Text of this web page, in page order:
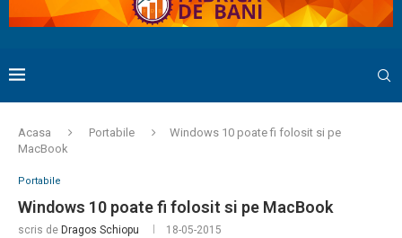
Acasa Portabile
Windows 10 poate fi folosit si pe
MacBook
Portabile
Windows 10 poate fi folosit si pe MacBook
scris de Dragos Schiopu 18-05-2015